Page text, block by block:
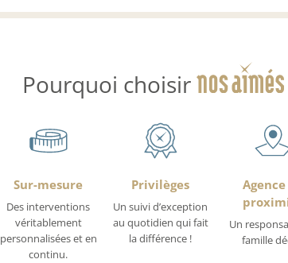
Pourquoi choisir
Sur-mesure
Des interventions
véritablement
personnalisées et en
continu.
Privilèges
Un suivi d’exception
au quotidien qui fait
la différence !
Un
famille